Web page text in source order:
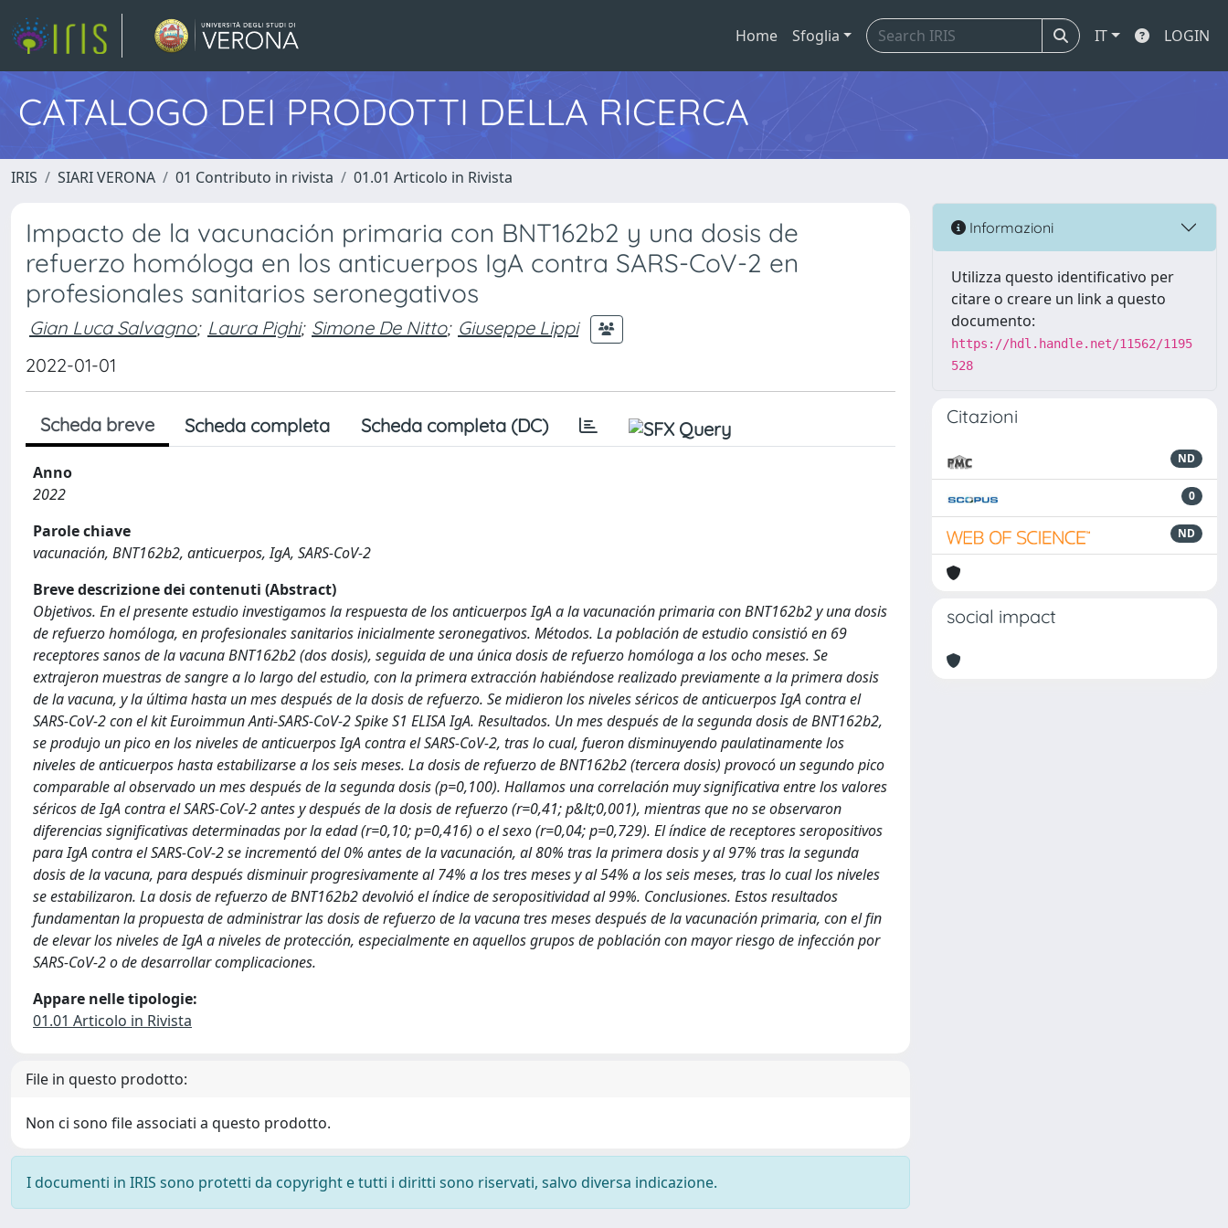
Home Sfoglia IT LOGIN
CATALOGO DEI PRODOTTI DELLA RICERCA
IRIS SIARI VERONA 01 Contributo in rivista 01.01 Articolo in Rivista
Impacto de la vacunación primaria con BNT162b2 y una dosis de
refuerzo homóloga en los anticuerpos IgA contra SARS-CoV-2 en
profesionales sanitarios seronegativos
Gian Luca Salvagno; Laura Pighi; Simone De Nitto; Giuseppe Lippi
2022-01-01
Scheda breve Scheda completa Scheda completa (DC)
Anno
2022
Parole chiave
vacunación, BNT162b2, anticuerpos, IgA, SARS-CoV-2
Breve descrizione dei contenuti (Abstract)
Objetivos. En el presente estudio investigamos la respuesta de los anticuerpos IgA a la vacunación primaria con BNT162b2 y una dosis
de refuerzo homóloga, en profesionales sanitarios inicialmente seronegativos. Métodos. La población de estudio consistió en 69
receptores sanos de la vacuna BNT162b2 (dos dosis), seguida de una única dosis de refuerzo homóloga a los ocho meses. Se
extrajeron muestras de sangre a lo largo del estudio, con la primera extracción habiéndose realizado previamente a la primera dosis
de la vacuna, y la última hasta un mes después de la dosis de refuerzo. Se midieron los niveles séricos de anticuerpos IgA contra el
SARS-CoV-2 con el kit Euroimmun Anti-SARS-CoV-2 Spike S1 ELISA IgA. Resultados. Un mes después de la segunda dosis de BNT162b2,
se produjo un pico en los niveles de anticuerpos IgA contra el SARS-CoV-2, tras lo cual, fueron disminuyendo paulatinamente los
niveles de anticuerpos hasta estabilizarse a los seis meses. La dosis de refuerzo de BNT162b2 (tercera dosis) provocó un segundo pico
comparable al observado un mes después de la segunda dosis (p=0,100). Hallamos una correlación muy significativa entre los valores
séricos de IgA contra el SARS-CoV-2 antes y después de la dosis de refuerzo (r=0,41; p&lt;0,001), mientras que no se observaron
diferencias significativas determinadas por la edad (r=0,10; p=0,416) o el sexo (r=0,04; p=0,729). El índice de receptores seropositivos
para IgA contra el SARS-CoV-2 se incrementó del 0% antes de la vacunación, al 80% tras la primera dosis y al 97% tras la segunda
dosis de la vacuna, para después disminuir progresivamente al 74% a los tres meses y al 54% a los seis meses, tras lo cual los niveles
se estabilizaron. La dosis de refuerzo de BNT162b2 devolvió el índice de seropositividad al 99%. Conclusiones. Estos resultados
fundamentan la propuesta de administrar las dosis de refuerzo de la vacuna tres meses después de la vacunación primaria, con el fin
de elevar los niveles de IgA a niveles de protección, especialmente en aquellos grupos de población con mayor riesgo de infección por
SARS-CoV-2 o de desarrollar complicaciones.
Appare nelle tipologie:
01.01 Articolo in Rivista
File in questo prodotto:
Non ci sono file associati a questo prodotto.
I documenti in IRIS sono protetti da copyright e tutti i diritti sono riservati, salvo diversa indicazione.
Informazioni
Utilizza questo identificativo per
citare o creare un link a questo
documento:
https://hdl.handle.net/11562/1195
528
Citazioni
ND
0
ND
social impact